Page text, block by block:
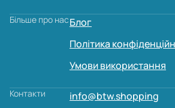
Більше про насБлог
Політика
Умови використання
Контакти info@btw.shopping